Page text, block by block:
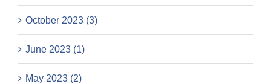
October 2023 (3)
June 2023 (1)
May 2023 (2)